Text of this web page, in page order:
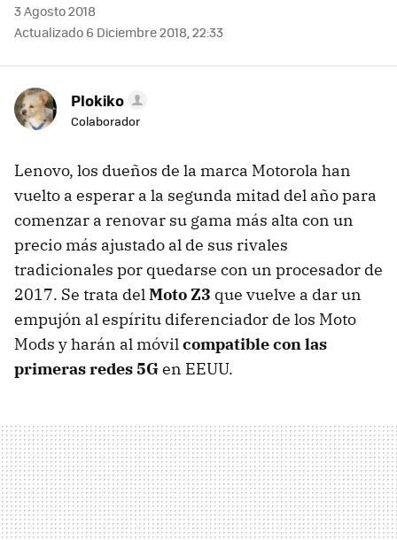
3 Agosto 2018
Actualizado 6 Diciembre 2018, 22:33
Plokiko
Colaborador
Lenovo, los dueños de la marca Motorola han
vuelto a esperar a la segunda mitad del año para
comenzar a renovar su gama más alta con un
precio más ajustado al de sus rivales
tradicionales por quedarse con un procesador de
2017. Se trata delMoto Z3 que vuelve a dar un
empujón al espíritu diferenciador de los Moto
Mods y harán al móvilcompatible con las
primeras redes 5Gen EEUU.